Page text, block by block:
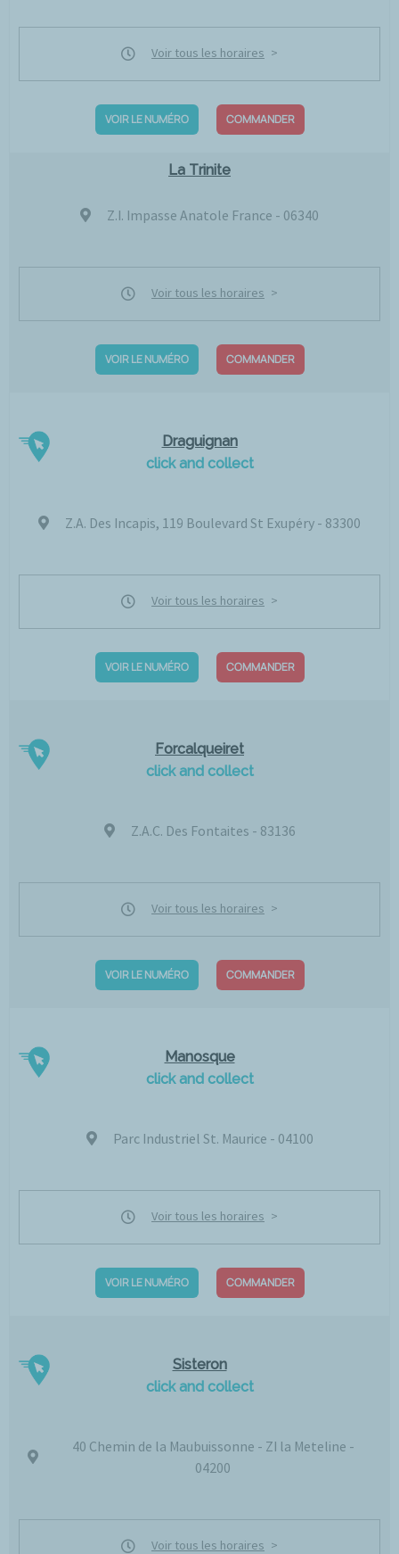
Voir tous les horaires
VOIR LE NUMÉRO COMMANDER
La Trinite
Z.I. Impasse Anatole France - 06340
Voir tous les horaires
VOIR LE NUMÉRO COMMANDER
Draguignan
click and collect
Z.A. Des Incapis, 119 Boulevard St Exupéry - 83300
Voir tous les horaires
VOIR LE NUMÉRO COMMANDER
Forcalqueiret
click and collect
Z.A.C. Des Fontaites - 83136
Voir tous les horaires
VOIR LE NUMÉRO COMMANDER
Manosque
click and collect
Parc Industriel St. Maurice - 04100
Voir tous les horaires
VOIR LE NUMÉRO COMMANDER
Sisteron
click and collect
40 Chemin de la Maubuissonne - ZI la Meteline -
04200
Voir tous les horaires